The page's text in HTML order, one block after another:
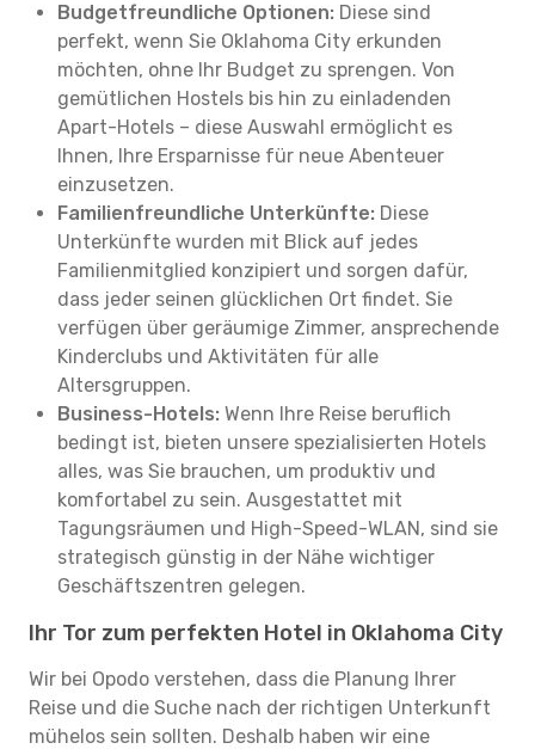
Budgetfreundliche Optionen: Diese sind
perfekt, wenn Sie Oklahoma City erkunden
möchten, ohne Ihr Budget zu sprengen. Von
gemütlichen Hostels bis hin zu einladenden
Apart-Hotels – diese Auswahl ermöglicht es
Ihnen, Ihre Ersparnisse für neue Abenteuer
einzusetzen.
Familienfreundliche Unterkünfte: Diese
Unterkünfte wurden mit Blick auf jedes
Familienmitglied konzipiert und sorgen dafür,
dass jeder seinen glücklichen Ort findet. Sie
verfügen über geräumige Zimmer, ansprechende
Kinderclubs und Aktivitäten für alle
Altersgruppen.
Business-Hotels: Wenn Ihre Reise beruflich
bedingt ist, bieten unsere spezialisierten Hotels
alles, was Sie brauchen, um produktiv und
komfortabel zu sein. Ausgestattet mit
Tagungsräumen und High-Speed-WLAN, sind sie
strategisch günstig in der Nähe wichtiger
Geschäftszentren gelegen.
Ihr Tor zum perfekten Hotel in Oklahoma City
Wir bei Opodo verstehen, dass die Planung Ihrer
Reise und die Suche nach der richtigen Unterkunft
mühelos sein sollten. Deshalb haben wir eine